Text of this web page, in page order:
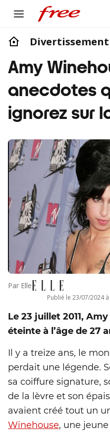
Divertissement
Amy
anecdotes
ignorez sur
Par Elle
Publié le 23/07/2024
Le 23 juillet 2011,
éteinte à l’âge de 27
Il y a treize ans, le
perdait une légende.
sa coiffure signature,
de la lèvre et son
avaient créé tout un
Winehouse, une